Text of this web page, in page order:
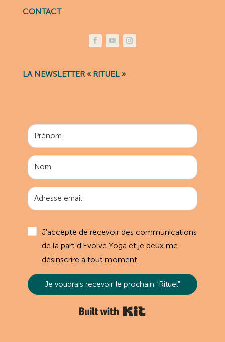
CONTACT
LA NEWSLETTER « RITUEL »
J'accepte de recevoir des communications
de la part d'Evolve Yoga et je peux me
désinscrire à tout moment.
Je voudrais recevoir le prochain "Rituel"